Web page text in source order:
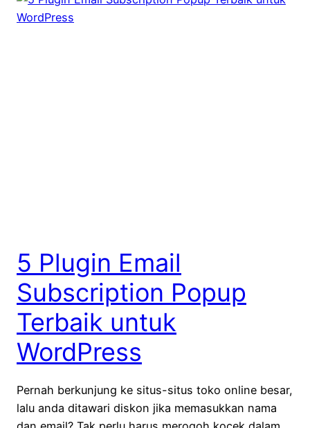
5 Plugin Email
Subscription Popup
Terbaik untuk
WordPress
Pernah berkunjung ke situs-situs toko online besar,
lalu anda ditawari diskon jika memasukkan nama